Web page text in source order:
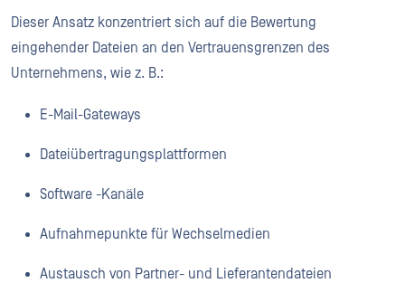
Dieser Ansatz konzentriert sich auf die Bewertung
eingehender Dateien an den Vertrauensgrenzen des
Unternehmens, wie z. B.:
E-Mail-Gateways
Dateiübertragungsplattformen
Software -Kanäle
Aufnahmepunkte für Wechselmedien
Austausch von Partner- und Lieferantendateien